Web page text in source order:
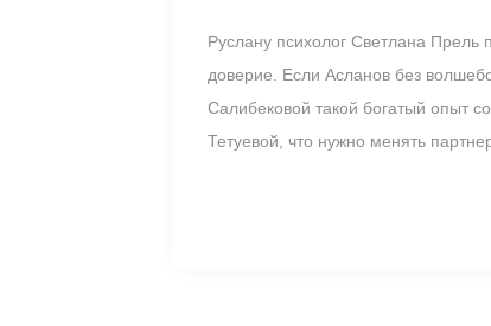
Руслану психолог Светлана Прель
доверие. Если Асланов без
Салибековой такой богатый опыт
Тетуевой, что нужно менять